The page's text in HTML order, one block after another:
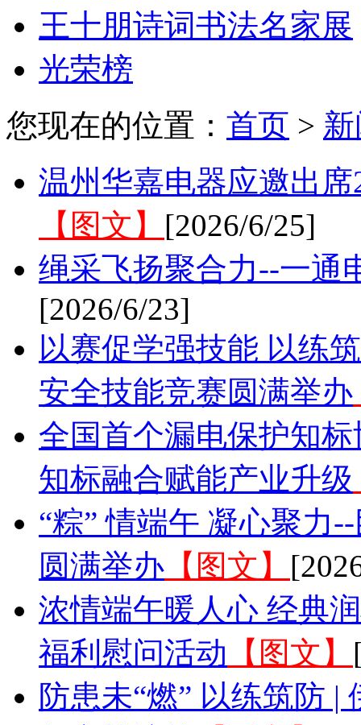
王十朋诗词书法名家展
光荣榜
您现在的位置： 首页 >
温州华嘉电器应邀出
【图文】 [2026/6/25]
绳采飞扬聚合力--一通
[2026/6/23]
以赛促学强技能 以练
安全技能竞赛圆满举办
全国首个漏电保护知
知标融合赋能产业升级
“粽” 情端午 凝心聚力
圆满举办 【图文】
浓情端午暖人心 经典
福利慰问活动 【图文】
防患未“燃” 以练筑防